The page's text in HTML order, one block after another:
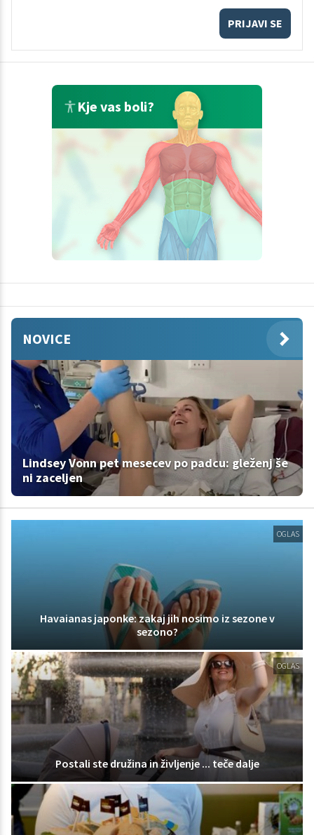
PRIJAVI SE
Kje vas boli?
NOVICE
Lindsey Vonn pet mesecev po padcu: gleženj še
ni zaceljen
OGLAS
Havaianas japonke: zakaj jih nosimo iz sezone v
sezono?
OGLAS
Postali ste družina in življenje ... teče dalje